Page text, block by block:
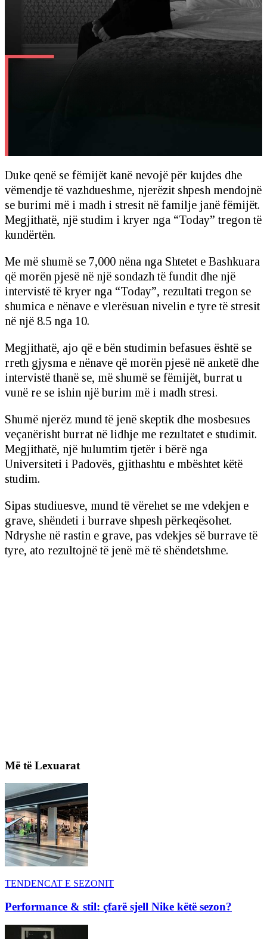
Duke qenë se fëmijët kanë nevojë për kujdes dhe
vëmendje të vazhdueshme, njerëzit shpesh mendojnë
se burimi më i madh i stresit në familje janë fëmijët.
Megjithatë, një studim i kryer nga “Today” tregon të
kundërtën.
Me më shumë se 7,000 nëna nga Shtetet e Bashkuara
që morën pjesë në një sondazh të fundit dhe një
intervistë të kryer nga “Today”, rezultati tregon se
shumica e nënave e vlerësuan nivelin e tyre të stresit
në një 8.5 nga 10.
Megjithatë, ajo që e bën studimin befasues është se
rreth gjysma e nënave që morën pjesë në anketë dhe
intervistë thanë se, më shumë se fëmijët, burrat u
vunë re se ishin një burim më i madh stresi.
Shumë njerëz mund të jenë skeptik dhe mosbesues
veçanërisht burrat në lidhje me rezultatet e studimit.
Megjithatë, një hulumtim tjetër i bërë nga
Universiteti i Padovës, gjithashtu e mbështet këtë
studim.
Sipas studiuesve, mund të vërehet se me vdekjen e
grave, shëndeti i burrave shpesh përkeqësohet.
Ndryshe në rastin e grave, pas vdekjes së burrave të
tyre, ato rezultojnë të jenë më të shëndetshme.
Më të Lexuarat
TENDENCAT E SEZONIT
Performance & stil: çfarë sjell Nike këtë sezon?